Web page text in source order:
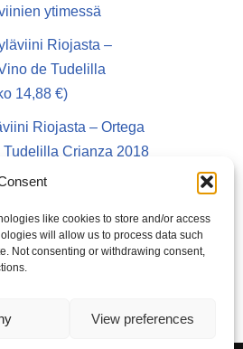
like cookies to store and/or access
will allow us to process data such
Not consenting or withdrawing consent,
View preferences
ytimessä
Riojasta –
de Tudelilla
14,88 €)
Riojasta – Ortega
Tudelilla Crianza 2018
Vino de
(Alko 14,88 €)